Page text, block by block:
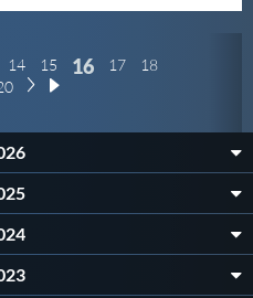
14 15 16 17 18